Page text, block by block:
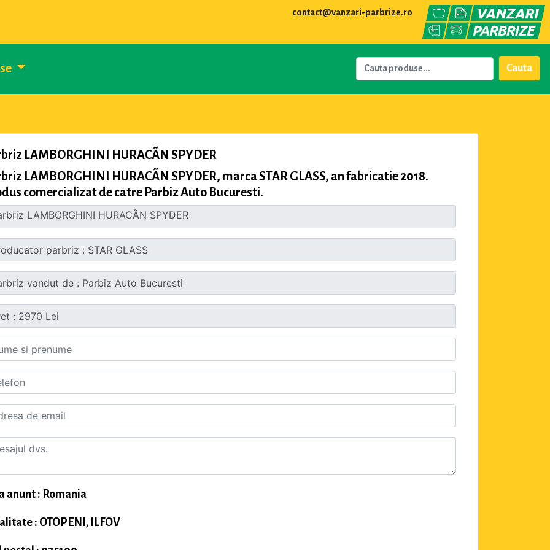
contact@vanzari-parbrize.ro
Cauta
LAMBORGHINI HURACÃN SPYDER
LAMBORGHINI HURACÃN SPYDER, marca STAR GLASS, an fabricatie 2018.
comercializat de catre Parbiz Auto Bucuresti.
anunt : Romania
: OTOPENI, ILFOV